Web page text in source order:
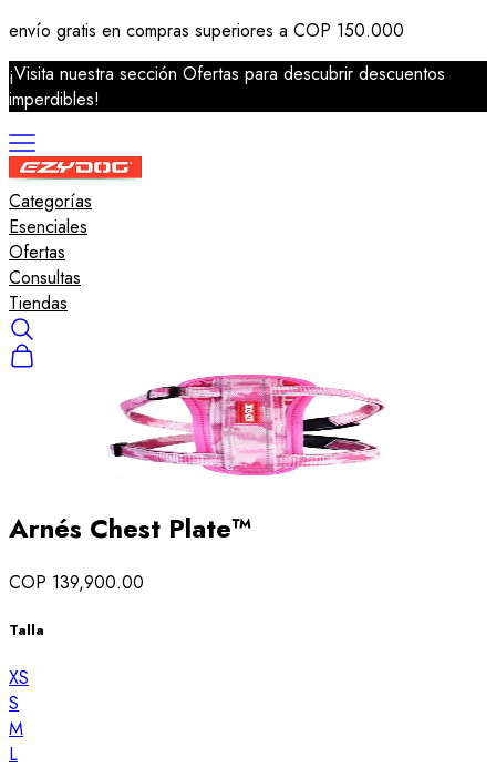
envío gratis en compras superiores a COP 150.000
¡Visita nuestra sección Ofertas para descubrir descuentos
imperdibles!
Categorías
Correas
Arneses
Collares
Salvavidas
Accesorios
Esenciales
Ofertas
Consultas
Tiendas
Arnés Chest Plate™
COP 139,900.00
Talla
XS
S
M
L